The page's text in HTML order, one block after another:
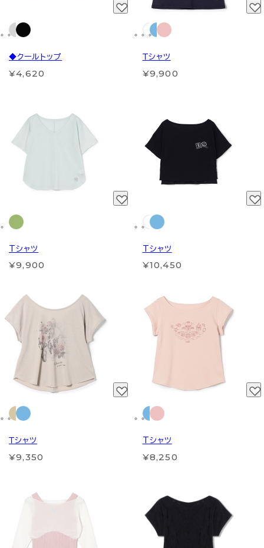
◆クールトップ
¥4,620
Ｔシャツ
¥9,900
Tシャツ
¥9,900
Tシャツ
¥10,450
Ｔシャツ
¥9,350
Tシャツ
¥8,250